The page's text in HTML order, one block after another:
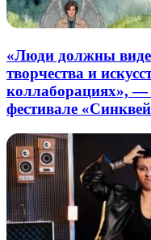
«Люди должны
творчества и
коллаборациях», —
фестивале